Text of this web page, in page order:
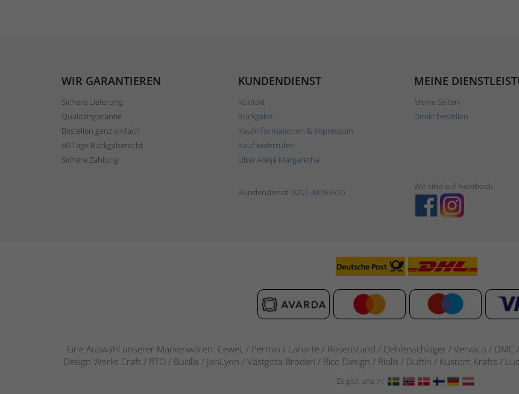
WIR GARANTIEREN
Sichere Lieferung
Qualitätsgarantie
Bestellen ganz einfach
60 Tage Rückgaberecht
Sichere Zahlung
KUNDENDIENST
Kontakt
Rückgabe
Kaufinformationen & Impressum
Kauf widerrufen
Über Ateljé Margaretha
MEINE
Meine Seiten
Direkt bestellen
Kundendienst: 0201-48793510
Wir sind auf Facebook
Eine Auswahl unserer Markenwaren: Cewec / Permin / Lanarte / Rosenstand / Oehlenschläger / Vervaco /
Design Works Craft / RTO / Bucilla / JanLynn / Västgöta Broderi / Rico Design / Riolis / Duftin / Kustom Krafts /
Es gibt uns in: